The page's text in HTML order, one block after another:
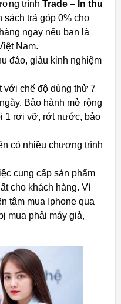
trình Trade – In thu
sách trả góp 0% cho
ngay nếu bạn là
Nam.
đáo, giàu kinh nghiệm
với chế độ dùng thử 7
Bảo hành mở rộng
1 rơi vỡ, rớt nước, bảo
có nhiều chương trình
cung cấp sản phẩm
cho khách hàng. Vì
tâm mua Iphone qua
mua phải máy giả,